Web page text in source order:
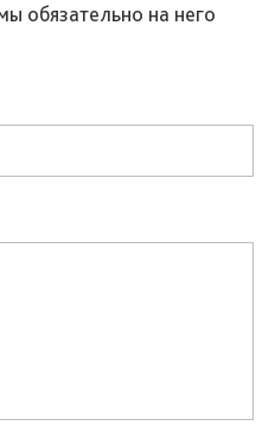
обязательно на него